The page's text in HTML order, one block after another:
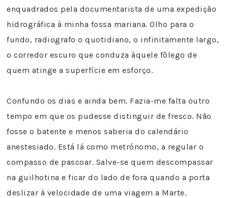
enquadrados pela documentarista de uma expedição
hidrográfica à minha fossa mariana. Olho para o
fundo, radiografo o quotidiano, o infinitamente largo,
o corredor escuro que conduza àquele fôlego de
quem atinge a superfície em esforço.
Confundo os dias e ainda bem. Fazia-me falta outro
tempo em que os pudesse distinguir de fresco. Não
fosse o batente e menos saberia do calendário
anestesiado. Está lá como metrónomo, a regular o
compasso de pascoar. Salve-se quem descompassar
na guilhotina e ficar do lado de fora quando a porta
deslizar à velocidade de uma viagem a Marte.